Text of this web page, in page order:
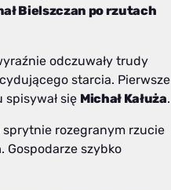
Bielszczan po rzutach
odczuwały trudy
starcia. Pierwsze
się Michał Kałuża.
sprytnie rozegranym rzucie
. Gospodarze szybko